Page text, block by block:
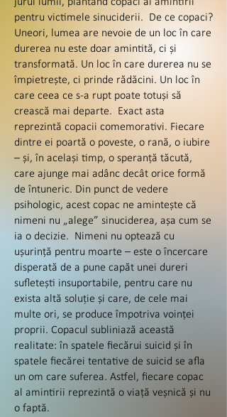
pentru victimele sinuciderii. De ce copaci?
Uneori, lumea are nevoie de un loc în care
durerea nu este doar amintită, ci și
transformată. Un loc în care durerea nu se
împietrește, ci prinde rădăcini. Un loc în
care ceea ce s-a rupt poate totuși să
crească mai departe. Exact asta
reprezintă copacii comemorativi. Fiecare
dintre ei poartă o poveste, o rană, o iubire
– și, în același timp, o speranță tăcută,
care ajunge mai adânc decât orice formă
de întuneric. Din punct de vedere
psihologic, acest copac ne amintește că
nimeni nu „alege” sinuciderea, așa cum se
ia o decizie. Nimeni nu optează cu
ușurință pentru moarte – este o încercare
disperată de a pune capăt unei dureri
sufletești insuportabile, pentru care nu
exista altă soluție și care, de cele mai
multe ori, se produce împotriva voinței
proprii. Copacul subliniază această
realitate: în spatele fiecărui suicid și în
spatele fiecărei tentative de suicid se afla
un om care suferea. Astfel, fiecare copac
al amintirii reprezintă o viață veșnică și nu
o faptă.